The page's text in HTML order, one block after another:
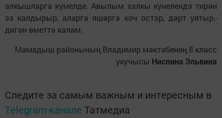
алкышларга күмелде. Авылым халкы кунелендэ тирән
эз калдырыр, аларга яшәргә коч остэр, дәрт уятыр,-
дигән өметтә калам.
Мамадыш районының Владимир мәктәбенең 8 класс
укучысы Нислина Эльвина
Следите за самым важным и интересным в
Telegram-канале Татмедиа